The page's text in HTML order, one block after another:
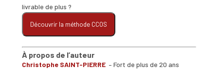
livrable de plus ?
Découvrir la méthode CCOS
À propos de l’auteur
Christophe SAINT-PIERRE– Fort de plus de 20 ans